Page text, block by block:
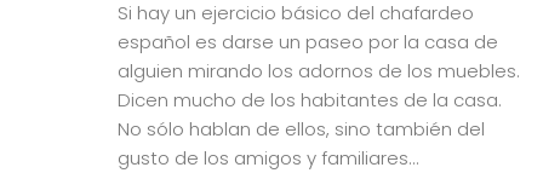
Si hay un ejercicio básico del chafardeo
español es darse un paseo por la casa de
alguien mirando los adornos de los muebles.
Dicen mucho de los habitantes de la casa.
No sólo hablan de ellos, sino también del
gusto de los amigos y familiares...